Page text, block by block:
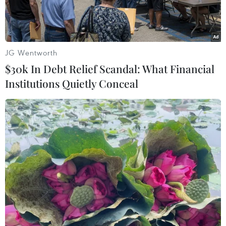
(16/12).
Các phương tiện lưu thông trên đường cao tốc Đà Nẵng-
Quảng Ngãi. (Ảnh: Trần Tĩnh/TTXVN)
Tổng công ty Đầu tư phát triển đường cao tốc
Việt Nam (VEC) vừa có phương án tổ chức giao
JG Wentworth
$30k In Debt Relief Scandal: What Financial
Institutions Quietly Conceal